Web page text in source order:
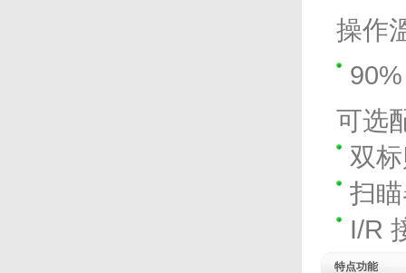
操作
可选
双
扫
I/R
特点功能